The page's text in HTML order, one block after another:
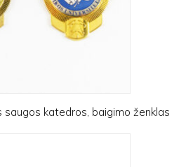
saugos katedros, baigimo ženklas